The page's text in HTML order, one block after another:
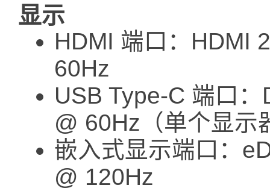
显示
HDMI 端口：HDMI
60Hz
USB Type-C 端口
@ 60Hz（单个显示
嵌入式显示端口：
@ 120Hz